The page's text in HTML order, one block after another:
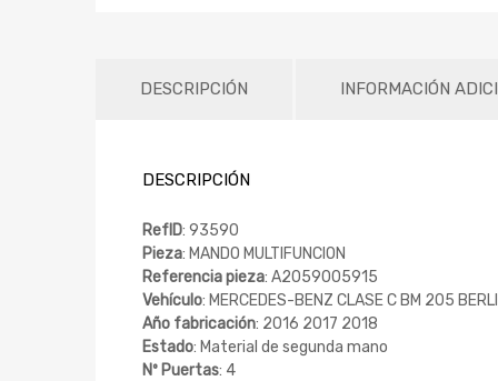
DESCRIPCIÓN INFORMACIÓN
DESCRIPCIÓN
RefID: 93590
Pieza: MANDO MULTIFUNCION
Referencia pieza: A2059005915
Vehículo: MERCEDES-BENZ CLASE C BM 205
Año fabricación: 2016 2017 2018
Estado: Material de segunda mano
Nº Puertas: 4